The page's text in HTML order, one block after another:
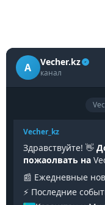
A Vecher.kz
канал
Vecher_kz
Здравствуйте! 👋
пожаолвать на
📰 Ежедневные
⚡️ Последние